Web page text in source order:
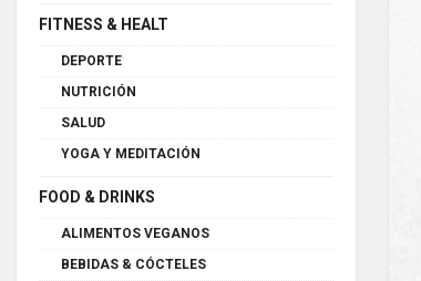
FITNESS & HEALT
DEPORTE
NUTRICIÓN
SALUD
YOGA Y MEDITACIÓN
FOOD & DRINKS
ALIMENTOS VEGANOS
BEBIDAS & CÓCTELES